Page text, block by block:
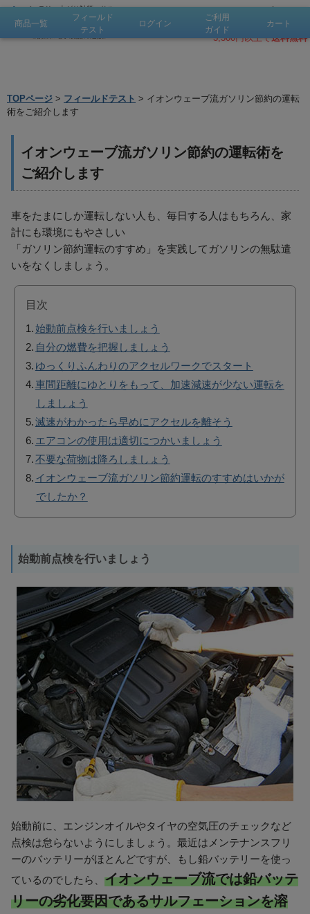
バッテリー上がり対策、サル
フェーション溶解・除去で 鉛
バッテリー復活、燃費改善
《溶媒和電子製品の通販》
会員登録
500pt！
会員登録 お問合せ
3,300円以上で送料無料
商品一覧
フィールド
テスト
ログイン
ご利用
ガイド
カート
TOPページ > フィールドテスト > イオンウェーブ流ガソリン節約の運転
術をご紹介します
イオンウェーブ流ガソリン節約の運転術を
ご紹介します
車をたまにしか運転しない人も、毎日する人はもちろん、家
計にも環境にもやさしい
「ガソリン節約運転のすすめ」を実践してガソリンの無駄遣
いをなくしましょう。
目次
始動前点検を行いましょう
自分の燃費を把握しましょう
ゆっくりふんわりのアクセルワークでスタート
車間距離にゆとりをもって、加速減速が少ない運転を
しましょう
滅速がわかったら早めにアクセルを離そう
エアコンの使用は適切につかいましょう
不要な荷物は降ろしましょう
イオンウェーブ流ガソリン節約運転のすすめはいかが
でしたか？
始動前点検を行いましょう
始動前に、エンジンオイルやタイヤの空気圧のチェックなど
点検は怠らないようにしましょう。最近はメンテナンスフリ
ーのバッテリーがほとんどですが、もし鉛バッテリーを使っ
ているのでしたら、 イオンウェーブ流では鉛バッテ
リーの劣化要因であるサルフェーションを溶